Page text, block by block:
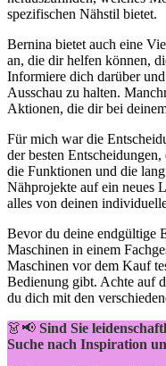
spezifischen‌ Nähstil bietet.
Bernina bietet auch eine
an, ⁣die dir helfen können,
Informiere dich darüber
Ausschau zu halten.
Aktionen, die dir ‌bei
Für ‌mich war die
der‌ besten
die Funktionen und die
‍Nähprojekte auf ein neues
alles von deinen
Bevor du deine endgültige
Maschinen in ‍einem
Maschinen vor⁤ dem Kauf
Bedienung gibt.⁢ Achte auf
du⁢ dich mit ​den
👗📢 Sind Sie
Suche nach Inspiration